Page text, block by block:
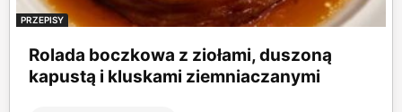
PRZEPISY
Rolada boczkowa z ziołami, duszoną
kapustą i kluskami ziemniaczanymi